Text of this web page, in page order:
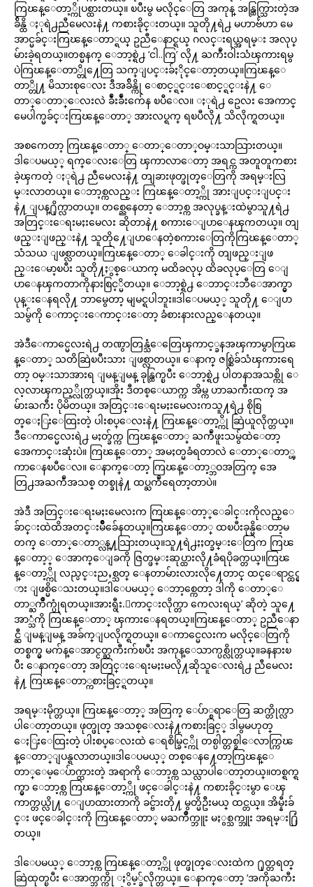
ကြၽန္ေတာ့္ကိုပစ္ထားတယ္။ ၿပီးမွ မလိုင္ေတြ အကုန္ အန္ထြက္သြားတဲ့အ
ခ်ိန္ထိ ႏုရဲ႕ညီမေလးနဲ႔ ကစားခိုင္းတယ္။ သူတို႔ရဲ႕ မဟာဗ်ဴဟာ မေ
အာင္မခ်င္းကြၽန္ေတာ္ရယ္ ဥညီေနာင္ရယ္ ဂလင္းရယ္အရမ္း အလုပ္
မ်ားခဲ့ရတယ္။တစ္မနက္ ေဘာ့စ္ရဲ႕ ‘ငါ..ကြ’ လို႔ ႀကဳံးဝါးသံၾကားရမွ
ပဲကြၽန္ေတာ္တို႔ေတြ သက္ျပင္းခ်ႏိုင္ေတာ့တယ္။ကြၽန္ေ
တာ္တို႔ မိသားစုေလး ဒီအခ်ိန္ကို ေစာင့္ရင္းေစာင့္ရင္းနဲ႔ ေ
တာ္ေတာ္ေလးလဲ ခ်ဳံးခ်ဳံးက်ေန ၿပီေလ။ ႏုရဲ႕ ဥေလး အေကာင္
မေပါက္မခ်င္းကြၽန္ေတာ္ အားလပ္ရက္ ရၿပီလို႔ သိလိုက္ရတယ္။
အစကေတာ့ ကြၽန္ေတာ္ ေတာ္ေတာ္ဝမ္းသာသြားတယ္။
ဒါေပမယ့္ ရက္ေလးေတြ ၾကာလာေတာ့ အရင္က အတူတူကစား
ခဲ့ၾကတဲ့ ႏုရဲ႕ ညီမေလးနဲ႔ တျခားဖုတ္ဖုတ္ေတြကို အရမ္းလြ
မ္းလာတယ္။ ေဘာ့စ္ကလည္း ကြၽန္ေတာ့္ကို အားျပင္းျပင္း
နဲ႔ ျပန္႐ိုက္လာတယ္။ တစ္ညေနေတာ့ ေဘာ့စ္က အလုပ္ခန္းထဲမွာသူ႔ရဲ႕
အတြင္းေရးမႈးမေလး ဆိုတာနဲ႔ စကားေျပာေနၾကတယ္။ တျ
ဖည္းျဖည္းနဲ႔ သူတို႔ေျပာေနတဲ့စကားေတြကိုကြၽန္ေတာ္
သံသယ ျဖစ္လာတယ္။ကြၽန္ေတာ္ ေခါင္းကို တျဖည္းျဖ
ည္းေမာ့ၿပီး သူတို႔ႏွစ္ေယာက္ မထိခလုပ္ ထိခလုပ္ေတြ ေျ
ပာေနၾကတာကိုနားစြင့္မိတယ္။ ေဘာ့စ္ရဲ႕ ေဘာင္းဘီေအာက္မွာ
ပုန္းေနရလို႔ ဘာမွေတာ့ မျမင္ရပါဘူး။ဒါေပမယ့္ သူတို႔ ေျပာ
သမွ်ကို ေကာင္းေကာင္းေတာ့ ခံစားနားလည္ေနတယ္။
အဲဒီေကာင္မေလးရဲ႕ တဏွာတြန္သံေတြေၾကာင့္ခနအၾကာမွာကြၽ
န္ေတာ္ သတိဆြဲၿပီးသား ျဖစ္လာတယ္။ ေနာက္ ဇစ္ဆြဲခ်သံၾကားရေ
တာ့ ဝမ္းသာအားရ ျမန္ျမန္ ခုန္ထြက္ၿပီး ေဘာ့စ္ရဲ႕ ပါတနာအသစ္ကို ေ
လ့လာၾကည့္လိုက္တယ္။အိုး ဒီတစ္ေယာက္က အိမ္က ဟာႀကီးထက္ အ
မ်ားႀကီး ပိုမိတယ္။ အတြင္းေရးမႈးမေလးကသူ႔ရဲ႕ စိုစြ
တ္ေႏြးေထြးတဲ့ ပါးစပ္ေလးနဲ႔ ကြၽန္ေတာ့္ကို ဆြဲယူလိုက္တယ္။
ဒီေကာင္မေလးရဲ႕ မႈတ္ခ်က္က ကြၽန္ေတာ္ ႀကဳံဖူးသမွ်ထဲေတာ့
အေကာင္းဆုံးပဲ။ ကြၽန္ေတာ္ အမႈတ္မခံရတာလဲ ေတာ္ေတာ္ၾ
ကာေနၿပီေလ။ ေနာက္ေတာ့ ကြၽန္ေတာ့္ဘဝအတြက္ အေ
တြ႕အႀကဳံအသစ္ တစ္ခုနဲ႔ ထပ္ႀကဳံရေတာ့တာပဲ။
အဲဒီ အတြင္းေရးမႈးမေလးက ကြၽန္ေတာ့္ေခါင္းကိုလည္ေ
ခ်ာင္းထဲထိအတင္းမ်ိဳခ်ေနတယ္။ကြၽန္ေတာ္ ထၿပီးခုန္မိေတာ့မ
တက္ ေတာ္ေတာ္လန္႔သြားတယ္။သူ႔ရဲ႕ႏႈတ္ခမ္းေတြက ကြၽ
န္ေတာ့္ ေအာက္ေျခကို ဇြတ္ဖမ္းဆုပ္ထားလို႔ခံရပိုခက္တယ္။ကြၽ
န္ေတာ့္ကို လည္ပင္းညႇစ္သတ္ ေနတာမ်ားလားလို႔ေတာင္ ထင္ေရာင္ထင္မွ
ား ျဖစ္မိေသးတယ္။ဒါေပမယ့္ ေဘာ့စ္ကေတာ့ ဒါကို ေတာ္ေ
တာ္ႀကိဳက္ပုံရတယ္။အားရွီး.ေကာင္းလိုက္တာ ကေလးရယ္’ ဆိုတဲ့ သူ႔ေ
အာ္သံကို ကြၽန္ေတာ္ ၾကားေနရတယ္။ကြၽန္ေတာ္ ဥညီေနာ
င္ဆီ ျမန္ျမန္ အခ်က္ျပလိုက္ရတယ္။ ေကာင္မေလးက မလိုင္ေတြကို
တစ္စက္မွ မက်န္ေအာင္ငတ္ႀကီးက်ၿပီး အကုန္ေသာက္ပစ္လိုက္တယ္။ခနနားၿ
ပီး ေနာက္ေတာ့ အတြင္းေရးမႈးမလို႔ဆိုသူေလးရဲ႕ ညီမေလး
နဲ႔ ကြၽန္ေတာ္ကစားခြင့္ရတယ္။
အရမ္းမိုက္တယ္။ ကြၽန္ေတာ့္ အတြက္ ေပ်ာ္စရာေတြ ဆက္တိုက္လာ
ပါေတာ့တယ္။ ဖုတ္ဖုတ္ အသစ္ေလးနဲ႔ကစားခြင့္ ဒါမွမဟုတ္
ေႏြးေထြးတဲ့ ပါးစပ္ေလးထဲ ေရစိမ္ခြင့္ကို တစ္ပါတ္တစ္ခါေလာက္ကြၽ
န္ေတာ္ျပန္ရလာတယ္။ဒါေပမယ့္ တစ္ေန႔ေတာ့ကြၽန္ေ
တာ္ေမ့ေပ်ာက္ထားတဲ့ အရာကို ေဘာ့စ္က သယ္လာပါေတာ့တယ္။တစ္ရက္ရ
က္မွာ ေဘာ့စ္က ကြၽန္ေတာ့္ကို ဖင္ေခါင္းနဲ႔ ကစားခိုင္းမွာ ေၾ
ကာက္တယ္လို႔ ေျပာထားတာကို ခင္ဗ်ားတို႔ မွတ္မိဦးမယ္ ထင္တယ္။ အိမ္နီးခ်
င္း ဖင္ေခါင္းကို ကြၽန္ေတာ္ မႀကိဳက္ဘူး မႏွစ္သက္ဘူး အရမ္း႐ြံ
တယ္။
ဒါေပမယ့္ ေဘာ့စ္က ကြၽန္ေတာ့္ကို ဖုတ္ဖုတ္ေလးထဲက ႐ုတ္တရတ္
ဆြဲထုတ္ၿပီး ေအာက္ဘက္ကို ႏွိမ့္ခ်လိုက္တယ္။ ေနာက္ေတာ့ ‘အကိုႀကီး